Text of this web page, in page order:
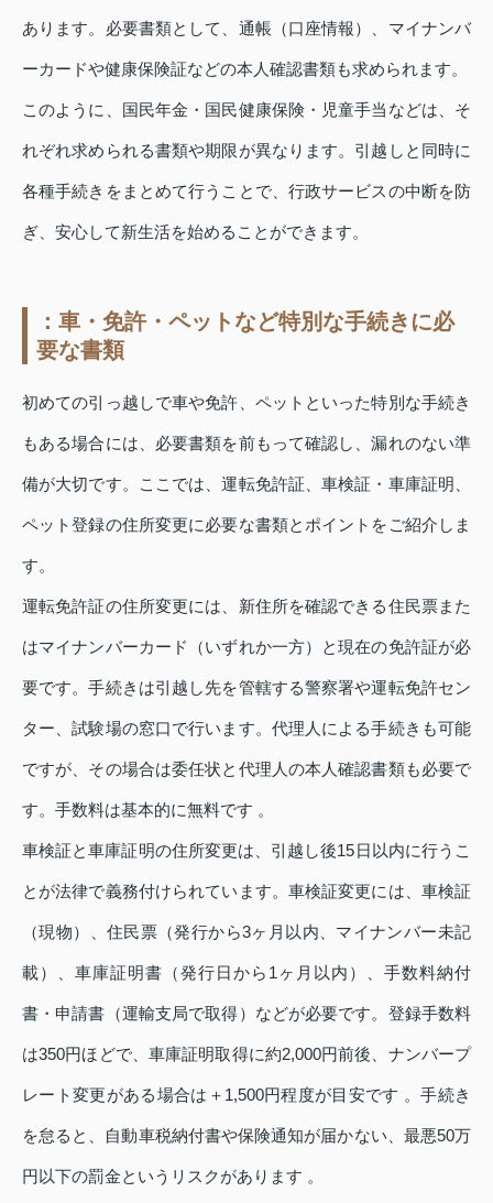
あります。必要書類として、通帳（口座情報）、マイナンバ
ーカードや健康保険証などの本人確認書類も求められます。
このように、国民年金・国民健康保険・児童手当などは、そ
れぞれ求められる書類や期限が異なります。引越しと同時に
各種手続きをまとめて行うことで、行政サービスの中断を防
ぎ、安心して新生活を始めることができます。
：車・免許・ペットなど特別な手続きに必
要な書類
初めての引っ越しで車や免許、ペットといった特別な手続き
もある場合には、必要書類を前もって確認し、漏れのない準
備が大切です。ここでは、運転免許証、車検証・車庫証明、
ペット登録の住所変更に必要な書類とポイントをご紹介しま
す。
運転免許証の住所変更には、新住所を確認できる住民票また
はマイナンバーカード（いずれか一方）と現在の免許証が必
要です。手続きは引越し先を管轄する警察署や運転免許セン
ター、試験場の窓口で行います。代理人による手続きも可能
ですが、その場合は委任状と代理人の本人確認書類も必要で
す。手数料は基本的に無料です 。
車検証と車庫証明の住所変更は、引越し後15日以内に行うこ
とが法律で義務付けられています。車検証変更には、車検証
（現物）、住民票（発行から3ヶ月以内、マイナンバー未記
載）、車庫証明書（発行日から1ヶ月以内）、手数料納付
書・申請書（運輸支局で取得）などが必要です。登録手数料
は350円ほどで、車庫証明取得に約2,000円前後、ナンバープ
レート変更がある場合は＋1,500円程度が目安です 。手続き
を怠ると、自動車税納付書や保険通知が届かない、最悪50万
円以下の罰金というリスクがあります 。